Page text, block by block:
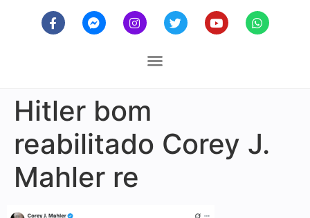
Hitler bom
reabilitado Corey J.
Mahler re